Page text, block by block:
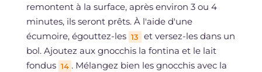
remontent à la surface, après environ 3 ou 4
minutes, ils seront prêts. À l'aide d'une
écumoire, égouttez-les 13
et versez-les dans un
bol. Ajoutez aux gnocchis la fontina et le lait
fondus 14 . Mélangez bien les gnocchis avec la